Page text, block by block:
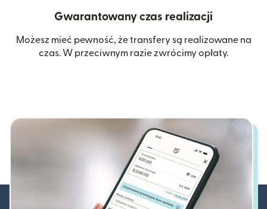
Gwarantowany czas realizacji
Możesz mieć pewność, że transfery są realizowane na
czas. W przeciwnym razie zwrócimy opłaty.